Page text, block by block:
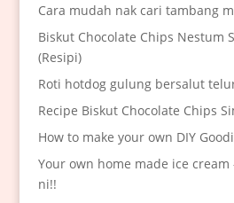
Cara mudah nak cari tambang
Biskut Chocolate Chips Nestum
(Resipi)
Roti hotdog gulung bersalut
Recipe Biskut Chocolate Chips
How to make your own DIY
Your own home made ice
ni!!